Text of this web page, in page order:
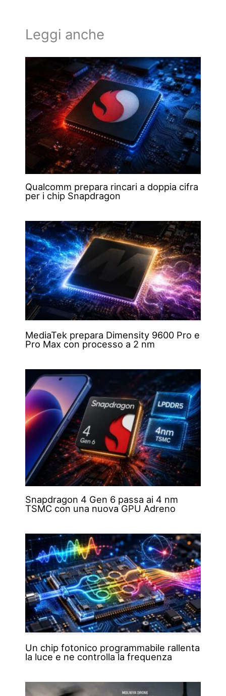
Leggi anche
Qualcomm prepara rincari a doppia cifra
per i chip Snapdragon
MediaTek prepara Dimensity 9600 Pro e
Pro Max con processo a 2 nm
Snapdragon 4 Gen 6 passa ai 4 nm
TSMC con una nuova GPU Adreno
Un chip fotonico programmabile rallenta
la luce e ne controlla la frequenza